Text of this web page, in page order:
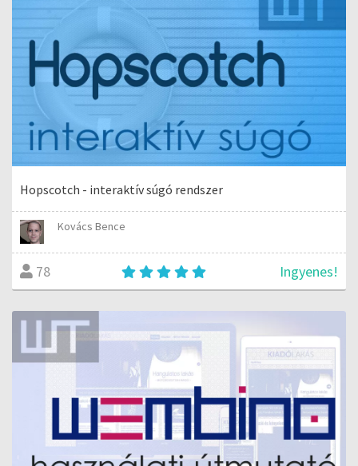
Hopscotch - interaktív súgó rendszer
Kovács Bence
78 Ingyenes!